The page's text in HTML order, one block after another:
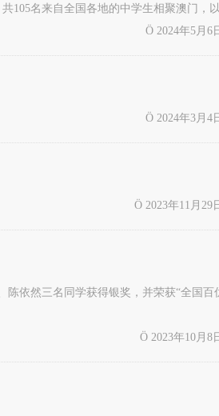
105名来自全国各地的中学生相聚澳门，以
Ö 2024年5月
Ö 2024年3月
Ö 2023年11月
依然三名同学获得银奖，并荣获“全国百
Ö 2023年10月